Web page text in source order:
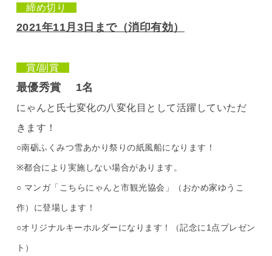
締め切り
2021年11月3日まで（消印有効）
賞/副賞
最優秀賞 1名
にゃんと氏七変化の八変化目として活躍していただ
きます！
○南砺ふくみつ雪あかり祭りの紙風船になります！
※都合により実施しない場合があります。
○ マンガ「こちらにゃんと市観光協会」（おかめ家ゆうこ
作）に登場します！
○オリジナルキーホルダーになります！（記念に1点プレゼン
ト）